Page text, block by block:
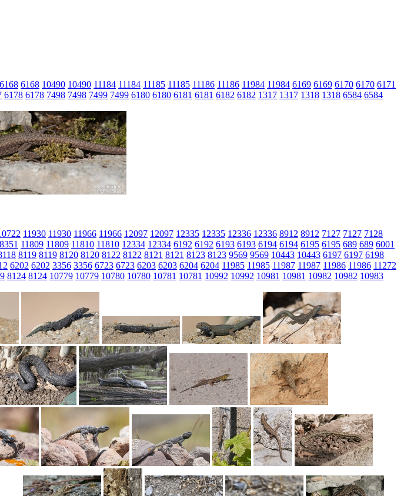
6168 6168 10490 10490 11184 11184 11185 11185 11186 11186 11984 11984 6169 6169 6170 6170 6171
6178 6178 7498 7498 7499 7499 6180 6180 6181 6181 6182 6182 1317 1317 1318 1318 6584 6584
11930 11930 11966 11966 12097 12097 12335 12335 12336 12336 8912 8912 7127 7127 7128
8351 11809 11809 11810 11810 12334 12334 6192 6192 6193 6193 6194 6194 6195 6195 689 689 6001
8119 8119 8120 8120 8122 8122 8121 8121 8123 8123 9569 9569 10443 10443 6197 6197 6198
6202 6202 3356 3356 6723 6723 6203 6203 6204 6204 11985 11985 11987 11987 11986 11986 11272
8124 8124 10779 10779 10780 10780 10781 10781 10992 10992 10981 10981 10982 10982 10983